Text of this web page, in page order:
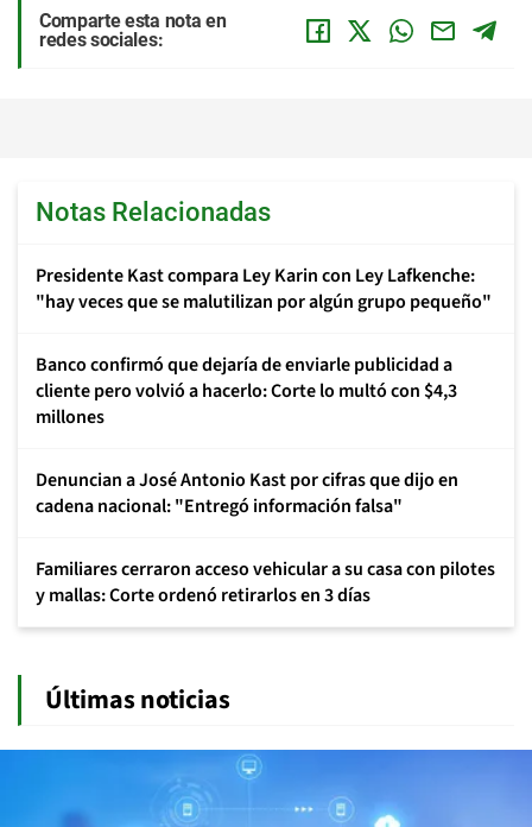
Comparte esta nota en
redes sociales:
Notas Relacionadas
Presidente Kast compara Ley Karin con Ley Lafkenche:
"hay veces que se malutilizan por algún grupo pequeño"
Banco confirmó que dejaría de enviarle publicidad a
cliente pero volvió a hacerlo: Corte lo multó con $4,3
millones
Denuncian a José Antonio Kast por cifras que dijo en
cadena nacional: "Entregó información falsa"
Familiares cerraron acceso vehicular a su casa con pilotes
y mallas: Corte ordenó retirarlos en 3 días
Últimas noticias